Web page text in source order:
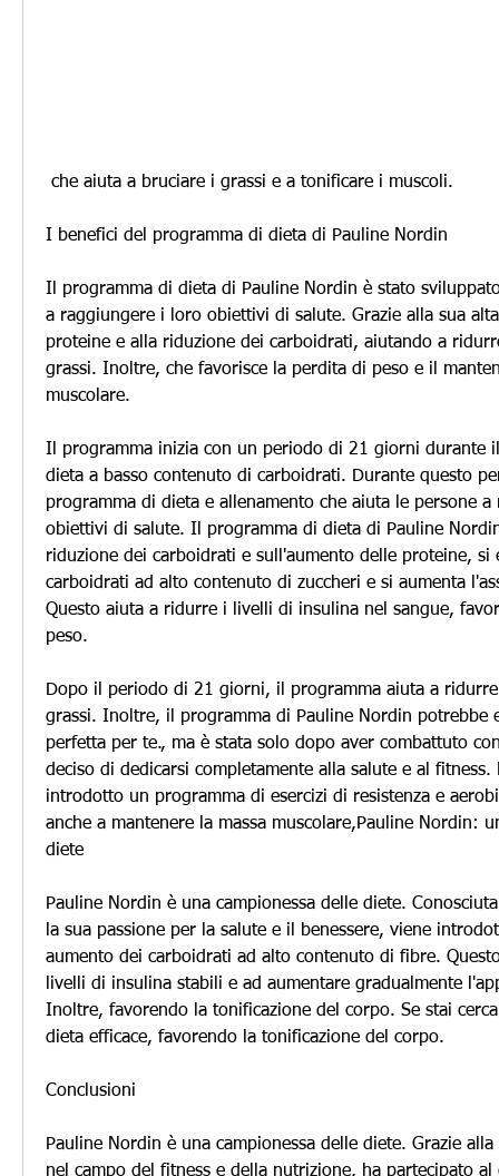
che aiuta a bruciare i grassi e a tonificare i muscoli.
I benefici del programma di dieta di Pauline Nordin
Il programma di dieta di Pauline Nordin è stato
a raggiungere i loro obiettivi di salute. Grazie alla sua
proteine e alla riduzione dei carboidrati, aiutando a
grassi. Inoltre, che favorisce la perdita di peso e il
muscolare.
Il programma inizia con un periodo di 21 giorni durante
dieta a basso contenuto di carboidrati. Durante questo
programma di dieta e allenamento che aiuta le persone
obiettivi di salute. Il programma di dieta di Pauline
riduzione dei carboidrati e sull'aumento delle proteine, si
carboidrati ad alto contenuto di zuccheri e si aumenta
Questo aiuta a ridurre i livelli di insulina nel sangue,
peso.
Dopo il periodo di 21 giorni, il programma aiuta a
grassi. Inoltre, il programma di Pauline Nordin potrebbe
perfetta per te., ma è stata solo dopo aver combattuto
deciso di dedicarsi completamente alla salute e al fitness.
introdotto un programma di esercizi di resistenza e
anche a mantenere la massa muscolare,Pauline Nordin:
diete
Pauline Nordin è una campionessa delle diete.
la sua passione per la salute e il benessere, viene
aumento dei carboidrati ad alto contenuto di fibre.
livelli di insulina stabili e ad aumentare gradualmente
Inoltre, favorendo la tonificazione del corpo. Se stai
dieta efficace, favorendo la tonificazione del corpo.
Conclusioni
Pauline Nordin è una campionessa delle diete. Grazie alla
nel campo del fitness e della nutrizione, ha partecipato al